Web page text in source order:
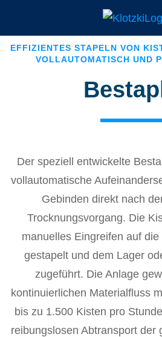
EFFIZIENTES STAPELN VON
VOLLAUTOMATISCH UND
Der speziell entwickelte
vollautomatische
Gebinden direkt nach
Trocknungsvorgang. Die
manuelles Eingreifen auf
gestapelt und dem Lager
zugeführt. Die Anlage
kontinuierlichen Materialfluss
bis zu 1.500 Kisten pro
reibungslosen Abtransport der